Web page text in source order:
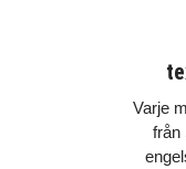
Varje
från